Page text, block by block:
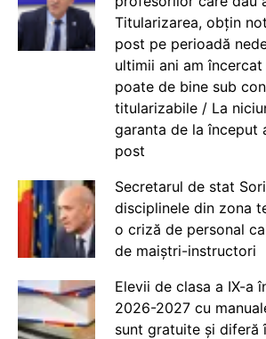
Titularizarea, obțin
post pe perioadă
ultimii ani am
poate de bine sub
titularizabile / La
garanta de la început
post
Secretarul de stat
disciplinele din zona
o criză de personal
de maiștri-instructori
Elevii de clasa a IX-a
2026-2027 cu
sunt gratuite și diferă